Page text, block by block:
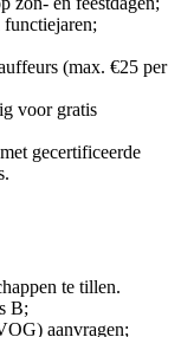
functiejaren;
(max. €25 per
voor gratis
gecertificeerde
te tillen.
B;
aanvragen;